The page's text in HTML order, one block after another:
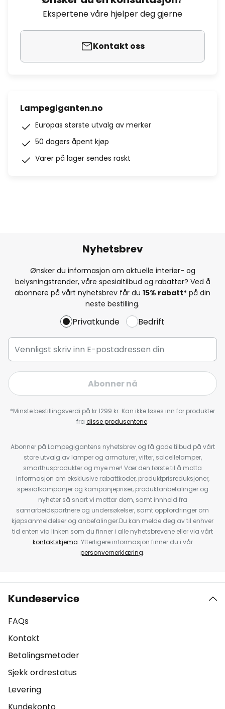
Ekspertene våre hjelper deg gjerne
Kontakt oss
Lampegiganten.no
Europas største utvalg av merker
50 dagers åpent kjøp
Varer på lager sendes raskt
Nyhetsbrev
Ønsker du informasjon om aktuelle interiør- og
belysningstrender, våre spesialtilbud og rabatter? Ved å
abonnere på vårt nyhetsbrev får du 15% rabatt* på din
neste bestilling.
Privatkunde Bedrift
Abonner nå
*Minste bestillingsverdi på kr 1299 kr. Kan ikke løses inn for produkter
fra disse produsentene.
Abonner på Lampegigantens nyhetsbrev og få gode tilbud på vårt
store utvalg av lamper og armaturer, vifter, solcellelamper,
smarthusprodukter og mye mer! Vær den første til å motta
informasjon om eksklusive rabattkoder, produktprisreduksjoner,
spesialkampanjer og kampanjepriser, produktanbefalinger og
nyheter så snart vi mottar dem, samt innhold fra
samarbeidspartnere og undersøkelser, samt oppfordringer om
kjøpsanmeldelser og anbefalinger.Du kan melde deg av til enhver
tid enten via linken som du finner i alle nyhetsbrevene eller via vårt
kontaktskjema. Ytterligere informasjon finner du i vår
personvernerklæring.
Kundeservice
FAQs
Kontakt
Betalingsmetoder
Sjekk ordrestatus
Levering